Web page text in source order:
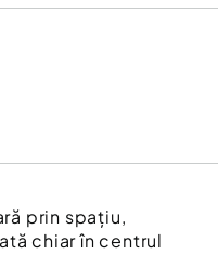
prin spațiu,
chiar în centrul